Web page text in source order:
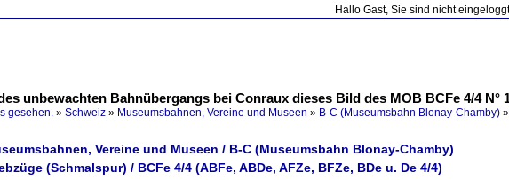
Hallo Gast, Sie sind nicht
unbewachten Bahnübergangs bei Conraux dieses Bild des MOB BCFe 4/4 N°
gesehen. » Schweiz » Museumsbahnen, Vereine und Museen » B-C (Museumsbahn Blonay-Chamby) »
Vereine und Museen / B-C (Museumsbahn Blonay-Chamby)
(Schmalspur) / BCFe 4/4 (ABFe, ABDe, AFZe, BFZe, BDe u. De 4/4)